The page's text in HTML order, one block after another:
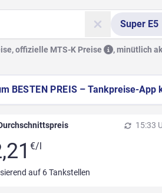
Super E5
offizielle MTS-K Preise ,minütlich
BESTEN PREIS – Tankpreise-App
15:33
€/l
auf 6Tankstellen